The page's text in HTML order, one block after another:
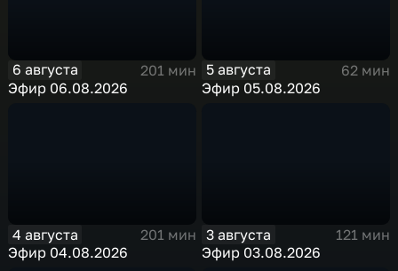
6 августа
201 мин
Эфир 06.08.2026
5 августа
62 мин
Эфир 05.08.2026
4 августа
201 мин
Эфир 04.08.2026
3 августа
121 мин
Эфир 03.08.2026